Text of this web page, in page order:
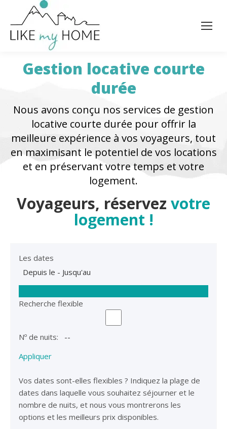
Gestion locative courte
durée
Nous avons conçu nos services de gestion
locative courte durée pour offrir la
meilleure expérience à vos voyageurs, tout
en maximisant le potentiel de vos locations
et en préservant votre temps et votre
logement.
Voyageurs, réservez votre
logement !
Les dates
Recherche flexible
Nº de nuits:
Appliquer
Vos dates sont-elles flexibles ? Indiquez la plage de
dates dans laquelle vous souhaitez séjourner et le
nombre de nuits, et nous vous montrerons les
options et les meilleurs prix disponibles.